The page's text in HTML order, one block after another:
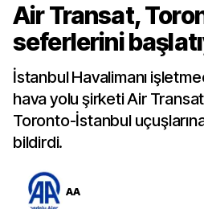
Air Transat,
seferlerini
İstanbul Havalimanı
hava yolu şirketi Air
Toronto-İstanbul
bildirdi.
AA